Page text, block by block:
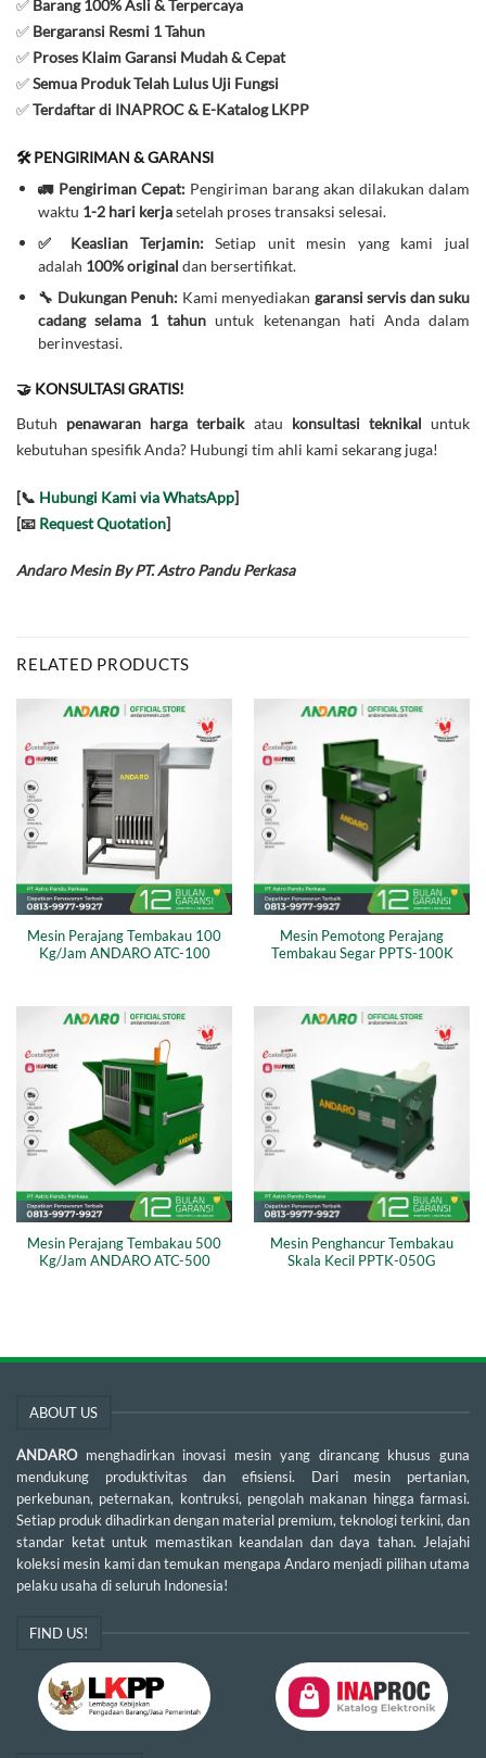
✅ Barang 100% Asli & Terpercaya
✅ Bergaransi Resmi 1 Tahun
✅ Proses Klaim Garansi Mudah & Cepat
✅Semua Produk Telah Lulus Uji Fungsi
✅Terdaftar di INAPROC & E-Katalog LKPP
🛠️ PENGIRIMAN & GARANSI
🚛 Pengiriman Cepat:Pengiriman barang akan dilakukan dalam
waktu 1-2 hari kerjasetelah proses transaksi selesai.
✅ Keaslian Terjamin:Setiap unit mesin yang kami jual
adalah 100% original dan bersertifikat.
🔧 Dukungan Penuh: Kami menyediakan garansi servis dan suku
cadang selama 1 tahun untuk ketenangan hati Anda dalam
berinvestasi.
🤝 KONSULTASI GRATIS!
Butuh penawaran harga terbaikatau konsultasi teknikal untuk
kebutuhan spesifik Anda? Hubungi tim ahli kami sekarang juga!
[📞 Hubungi Kami via WhatsApp]
[📧 Request Quotation]
Andaro Mesin By PT. Astro Pandu Perkasa
RELATED PRODUCTS
Mesin Perajang Tembakau 100
Kg/Jam ANDARO ATC-100
Mesin Pemotong Perajang
Tembakau Segar PPTS-100K
Mesin Perajang Tembakau 500
Kg/Jam ANDARO ATC-500
Mesin Penghancur Tembakau
Skala Kecil PPTK-050G
ABOUT US
ANDARO menghadirkan inovasi mesin yang dirancang khusus guna
mendukung produktivitas dan efisiensi. Dari mesin pertanian,
perkebunan, peternakan, kontruksi, pengolah makanan hingga farmasi.
Setiap produk dihadirkan dengan material premium, teknologi terkini, dan
standar ketat untuk memastikan keandalan dan daya tahan. Jelajahi
koleksi mesin kami dan temukan mengapa Andaro menjadi pilihan utama
pelaku usaha di seluruh Indonesia!
FIND US!